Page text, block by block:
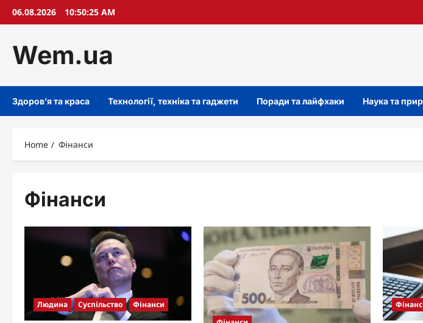
Skip06.08.2026 10:50:26 AM
Wem.ua
Здоров’я та краса Технології, техніка та гаджети Поради та лайфхаки Наука та
Home Фінанси
Фінанси
Людина Суспільство Фінанси